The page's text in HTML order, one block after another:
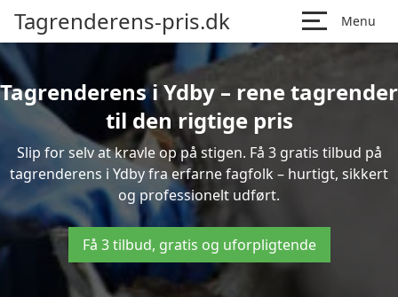
Tagrenderens-pris.dk Menu
Tagrenderens i Ydby – rene tagrender
til den rigtige pris
Slip for selv at kravle op på stigen. Få 3 gratis tilbud på
tagrenderens i Ydby fra erfarne fagfolk – hurtigt, sikkert
og professionelt udført.
Få 3 tilbud, gratis og uforpligtende